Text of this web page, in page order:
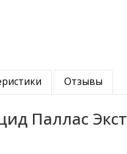
Отзывы
Паллас